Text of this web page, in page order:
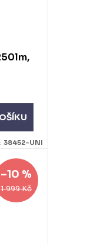
38452-UNI
1 999 Kč
–10 %